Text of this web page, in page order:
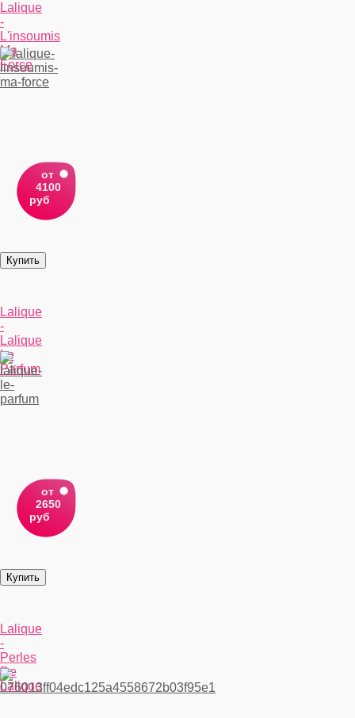
Lalique
-
L'insoumis
Ma
Force
от
4100
руб
Lalique
-
Lalique
Le
Parfum
от
2650
руб
Lalique
-
Perles
De
Lalique